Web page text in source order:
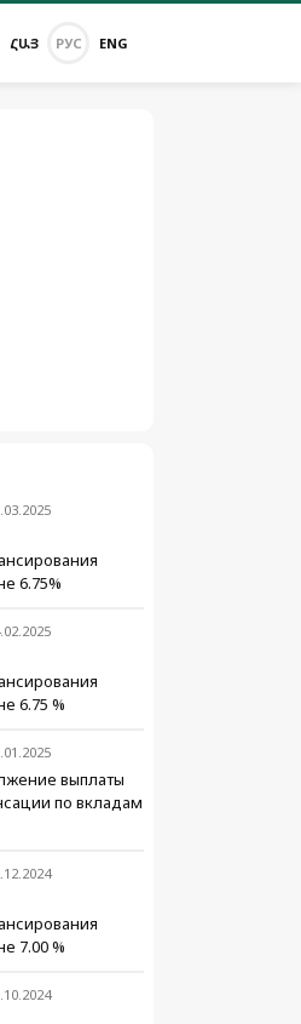
ՀԱՅ РУС ENG
6.75%
6.75 %
выплаты
по вкладам
7.00 %